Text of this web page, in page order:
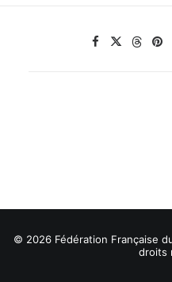
© 2026 Fédération Française
droits